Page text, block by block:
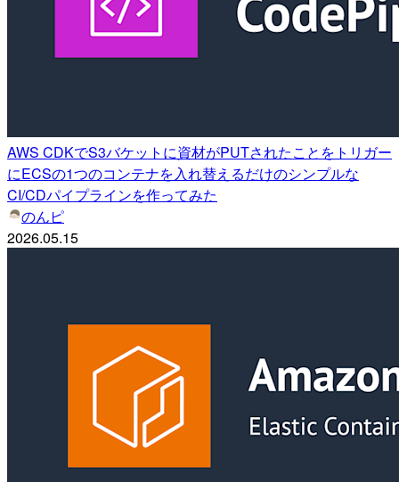
AWS CDKでS3バケットに資材がPUTされたことをトリガー
にECSの1つのコンテナを入れ替えるだけのシンプルな
CI/CDパイプラインを作ってみた
のんピ
2026.05.15